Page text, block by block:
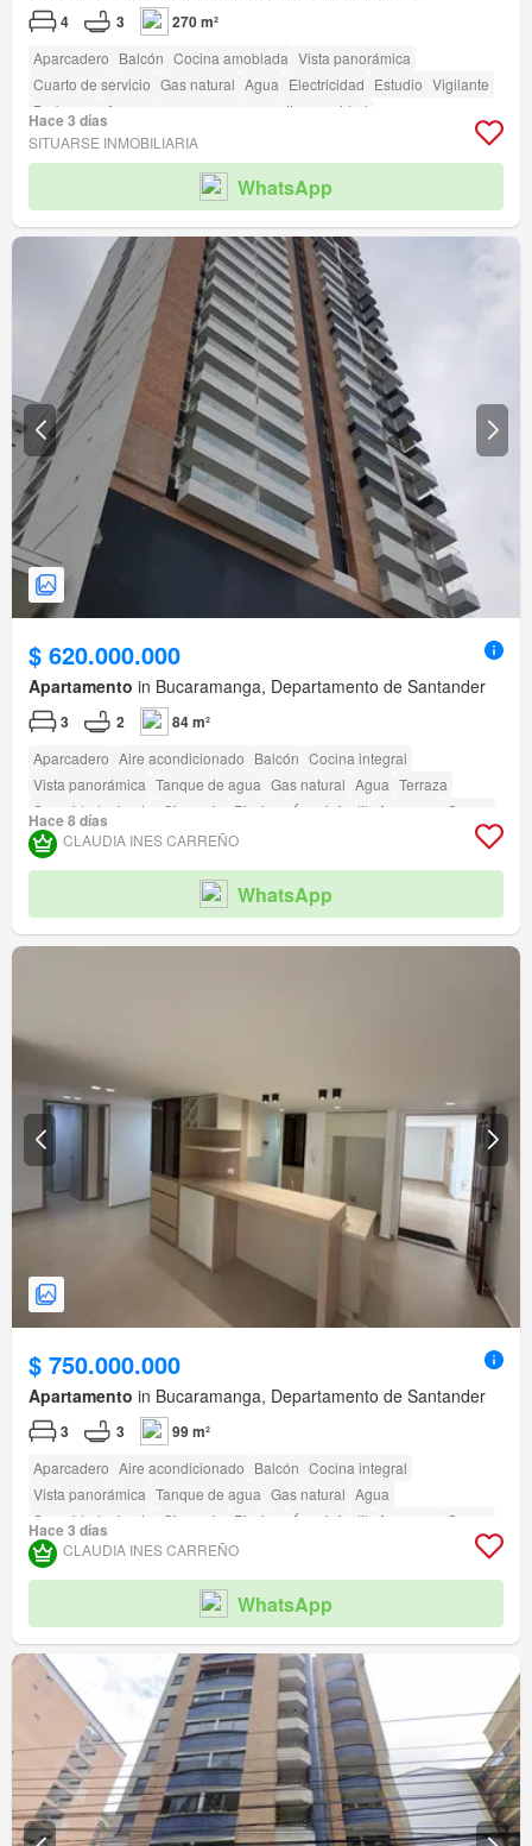
4 3 270 m²
Aparcadero Balcón Cocina amoblada Vista panorámica
Cuarto de servicio Gas natural Agua Electricidad Estudio Vigilante
Barbecue
Acceso para personas con discapacidad
Hace 3 días
SITUARSE INMOBILIARIA
WhatsApp
$ 620.000.000
Apartamento in Bucaramanga, Departamento de Santander
3 2 84 m²
Aparcadero Aire acondicionado Balcón Cocina integral
Vista panorámica Tanque de agua Gas natural Agua Terraza
Seguridad privada
Gimnasio Piscina Área infantil Ascensor
Sauna
Barbecue Caseta de vigilancia
Acceso para personas con discapacidad
Hace 8 días
CLAUDIA INES CARREÑO
WhatsApp
$ 750.000.000
Apartamento in Bucaramanga, Departamento de Santander
3 3 99 m²
Aparcadero Aire acondicionado Balcón Cocina integral
Vista panorámica Tanque de agua Gas natural Agua
Seguridad privada
Gimnasio Piscina Área infantil Ascensor Sauna
Hace 3 días
CLAUDIA INES CARREÑO
WhatsApp